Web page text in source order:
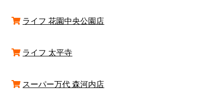
ライフ 花園中央公園店
ライフ 太平寺
スーパー万代 森河内店